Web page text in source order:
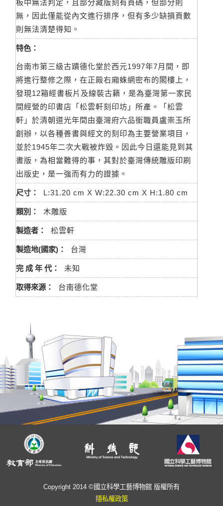
板中無法判定，且部分藏版刻有頁碼，但部分則
無，因此僅能從內文進行排序，但有多少缺損頁數
則無法清楚得知。
特色：
台南市第三級古蹟德化堂於西元1997年7月間，即
將進行整修之際，在正殿右廂蛛網密布的閣樓上，
發現12箱經書板片及線裝古籍，是為臺灣第一家民
間經營的印書店「松雲軒刻印坊」所產。「松雲
軒」於清朝道光年間由臺灣府六品銜職員盧崇玉所
創辦，以各種善書與經文的刻印為主要營業項目，
並於1945年二次大戰被炸毀。因此今日還能見到其
書版，為相當難得的事，其對於臺灣傳統雕版印刷
出版史，是一強而有力的證據。
尺寸： L:31.20 cm X W:22.30 cm X H:1.80 cm
類別： 木雕版
製造者： 松雲軒
製造地(國家)： 台灣
完 成 年 代： 未知
取得來源： 台南德化堂
Copyright 2014 ©國立科學工藝博物館 版權所有
隱私權政策